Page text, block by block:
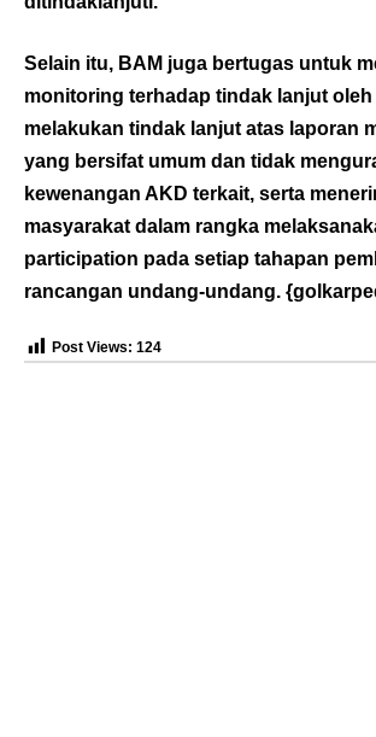
Selain itu, BAM juga bertugas untuk
monitoring terhadap tindak lanjut oleh
melakukan tindak lanjut atas laporan
yang bersifat umum dan tidak
kewenangan AKD terkait, serta
masyarakat dalam rangka
participation pada setiap tahapan
rancangan undang-undang. {
Post Views: 124